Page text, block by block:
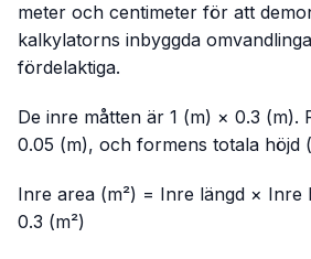
meter och centimeter för att
kalkylatorns inbyggda
fördelaktiga.
De inre måtten är 1 (m) × 0.3 (m).
0.05 (m), och formens totala höjd
Inre area (m²) = Inre längd × Inre
0.3 (m²)